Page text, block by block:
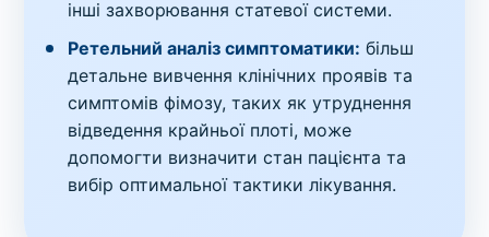
інші захворювання статевої системи.
Ретельний аналіз симптоматики: більш
детальне вивчення клінічних проявів та
симптомів фімозу, таких як утруднення
відведення крайньої плоті, може
допомогти визначити стан пацієнта та
вибір оптимальної тактики лікування.